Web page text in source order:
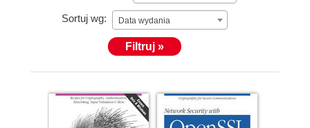
Sortuj wg: Data wydania
Filtruj »